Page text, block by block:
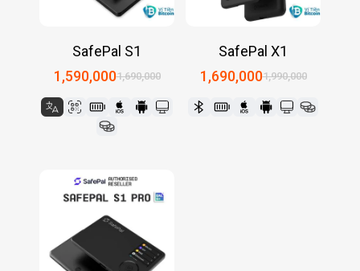
SafePal S1
1,690,000
1,590,000
SafePal X1
1,990,000
1,690,000